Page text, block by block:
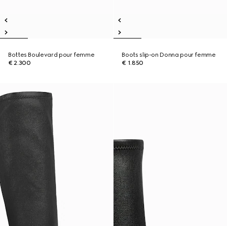
Bottes Boulevard pour femme
€ 2.300
Boots slip-on Donna pour femme
€ 1.850